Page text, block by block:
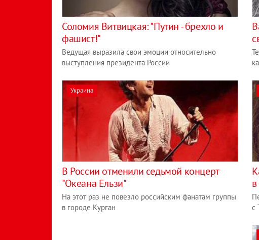
Соломия Витвицкая: "Путин - брехло и
фашист!"
Ведущая выразила свои эмоции относительно
выступления президента России
Украина
В России отменили седьмой концерт
"Океана Ельзи"
На этот раз не повезло российским фанатам группы
в городе Курган
с